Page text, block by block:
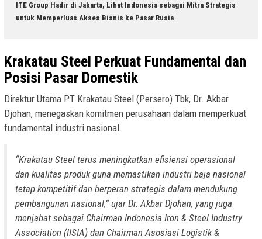
ITE Group Hadir di Jakarta, Lihat Indonesia sebagai Mitra Strategis
untuk Memperluas Akses Bisnis ke Pasar Rusia
Krakatau Steel Perkuat Fundamental dan
Posisi Pasar Domestik
Direktur Utama PT Krakatau Steel (Persero) Tbk, Dr. Akbar
Djohan, menegaskan komitmen perusahaan dalam memperkuat
fundamental industri nasional.
“Krakatau Steel terus meningkatkan efisiensi operasional
dan kualitas produk guna memastikan industri baja nasional
tetap kompetitif dan berperan strategis dalam mendukung
pembangunan nasional,” ujar Dr. Akbar Djohan, yang juga
menjabat sebagai Chairman Indonesia Iron & Steel Industry
Association (IISIA) dan Chairman Asosiasi Logistik &